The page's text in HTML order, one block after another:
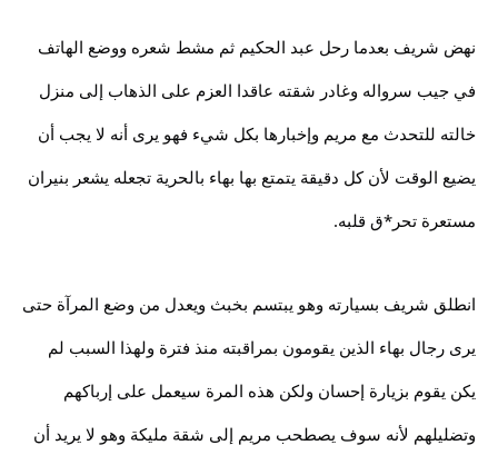
نهض شريف بعدما رحل عبد الحكيم ثم مشط شعره ووضع الهاتف
في جيب سرواله وغادر شقته عاقدا العزم على الذهاب إلى منزل
خالته للتحدث مع مريم وإخبارها بكل شيء فهو يرى أنه لا يجب أن
يضيع الوقت لأن كل دقيقة يتمتع بها بهاء بالحرية تجعله يشعر بنيران
مستعرة تحر*ق قلبه.
انطلق شريف بسيارته وهو يبتسم بخبث ويعدل من وضع المرآة حتى
يرى رجال بهاء الذين يقومون بمراقبته منذ فترة ولهذا السبب لم
يكن يقوم بزيارة إحسان ولكن هذه المرة سيعمل على إرباكهم
وتضليلهم لأنه سوف يصطحب مريم إلى شقة مليكة وهو لا يريد أن